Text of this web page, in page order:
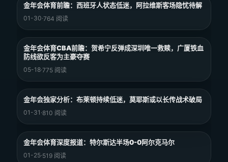
金年会体育前瞻：西班牙人状态低迷，阿拉维斯客场隐忧待解
01-30·764 阅读
金年会体育CBA前瞻：贺希宁反弹成深圳唯一救赎，广厦铁血
防线欲反客为主豪夺赛
05-18·775 阅读
金年会独家分析：布莱顿持续低迷，莫耶斯或以长传战术破局
01-31 ·810 阅读
金年会体育深度报道：特尔斯达半场0-0阿尔克马尔
01-25·519 阅读